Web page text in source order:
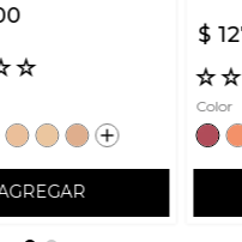
☆
$
☆☆
Color